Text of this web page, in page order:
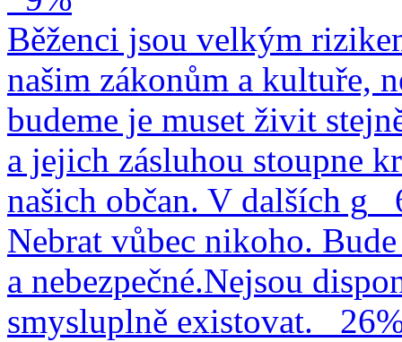
Běženci jsou velkým
našim zákonům a kultuře,
budeme je muset živit
a jejich zásluhou stoupne
našich občan. V dalších g
Nebrat vůbec nikoho.
a nebezpečné.Nejsou
smysluplně existovat.